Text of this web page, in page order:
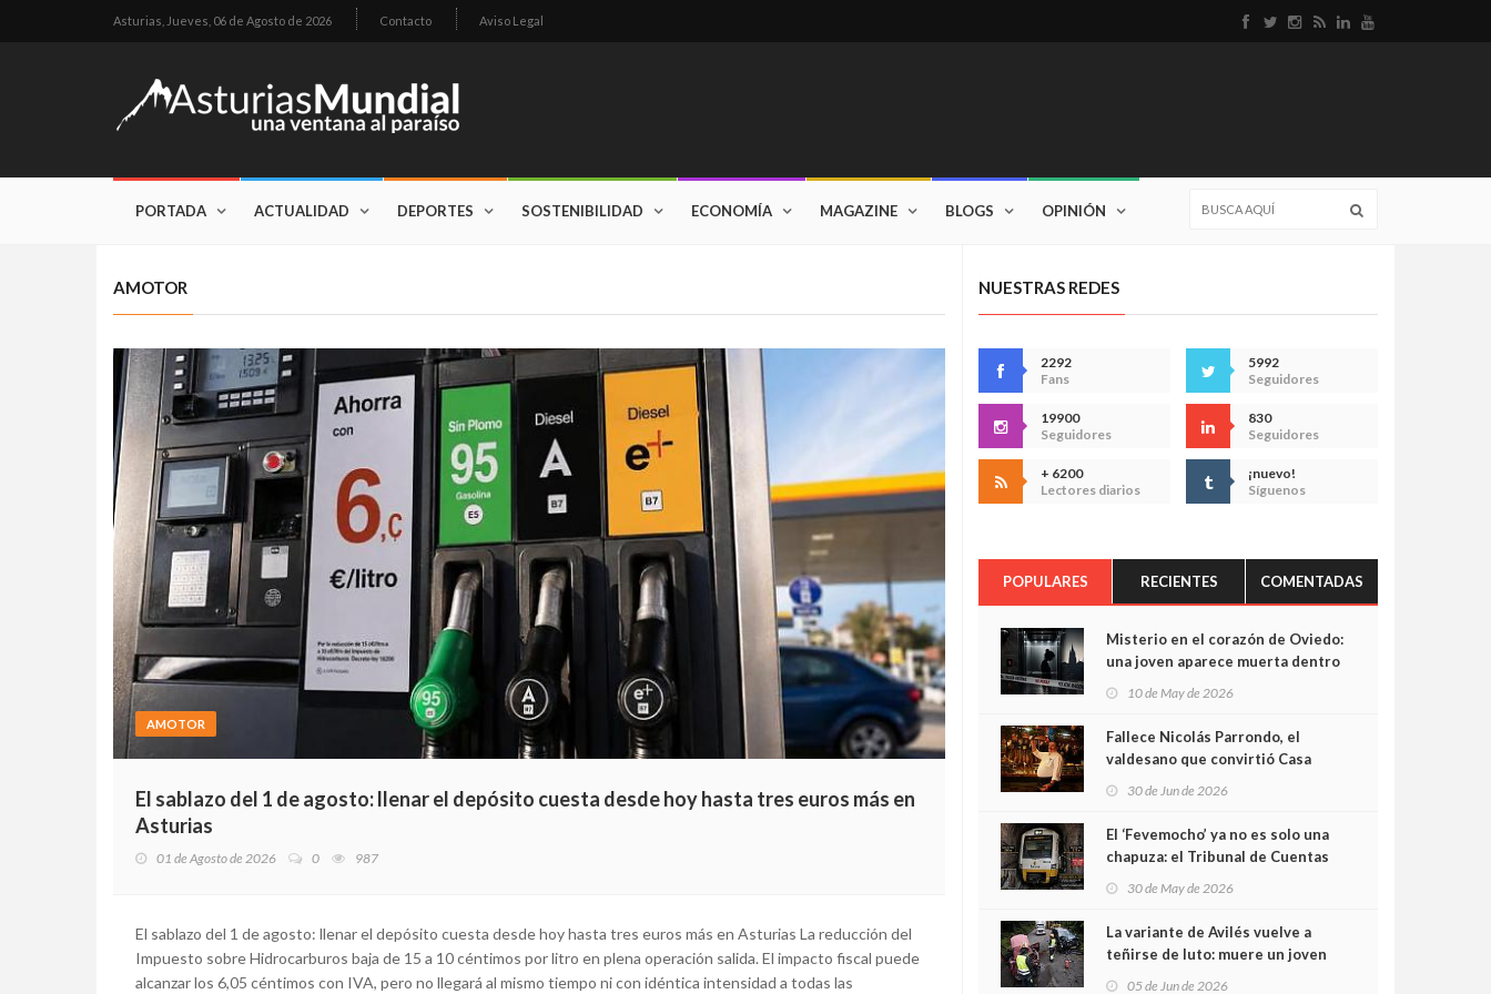
Asturias, Jueves, 06 de Agosto de 2026 Contacto Aviso Legal
PORTADA ACTUALIDAD DEPORTES SOSTENIBILIDAD ECONOMÍA MAGAZINE BLOGS OPINIÓN
AMOTOR
AMOTOR
El sablazo del 1 de agosto: llenar el depósito cuesta desde hoy hasta tres euros más en
Asturias
01 de Agosto de 2026 0 987
El sablazo del 1 de agosto: llenar el depósito cuesta desde hoy hasta tres euros más en Asturias La reducción del
Impuesto sobre Hidrocarburos baja de 15 a 10 céntimos por litro en plena operación salida. El impacto fiscal puede
alcanzar los 6,05 céntimos con IVA, pero no llegará al mismo tiempo ni con idéntica intensidad a todas las
NUESTRAS REDES
2292
Fans
5992
Seguidores
19900
Seguidores
830
Seguidores
+ 6200
Lectores diarios
¡nuevo!
Síguenos
POPULARES RECIENTES COMENTADAS
Misterio en el corazón de Oviedo:
una joven aparece muerta dentro
cámaras captan sus últimos
minutos
10 de May de 2026
Fallece Nicolás Parrondo, el
valdesano que convirtió Casa
30 de Jun de 2026
El ‘Fevemocho’ ya no es solo una
chapuza: el Tribunal de Cuentas
sobrecoste de los trenes que no
cabían por los túneles
30 de May de 2026
La variante de Avilés vuelve a
teñirse de luto: muere un joven
05 de Jun de 2026